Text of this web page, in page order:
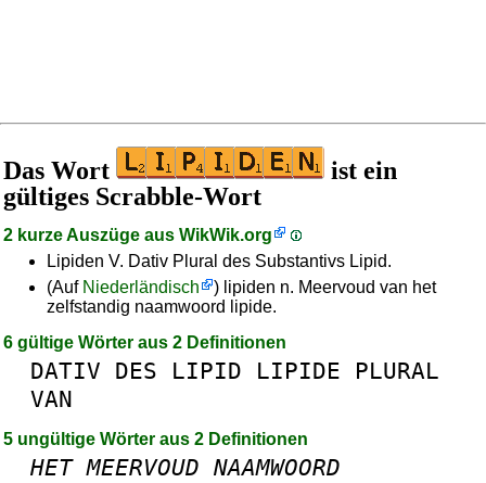
Das Wort
ist ein
gültiges Scrabble-Wort
2 kurze Auszüge aus WikWik.org
Lipiden V. Dativ Plural des Substantivs Lipid.
(Auf Niederländisch
) lipiden n. Meervoud van het
zelfstandig naamwoord lipide.
6 gültige Wörter aus 2 Definitionen
DATIV DES LIPID LIPIDE
PLURAL
VAN
5 ungültige Wörter aus 2 Definitionen
HET MEERVOUD NAAMWOORD